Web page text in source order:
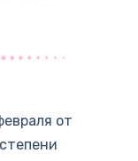
от